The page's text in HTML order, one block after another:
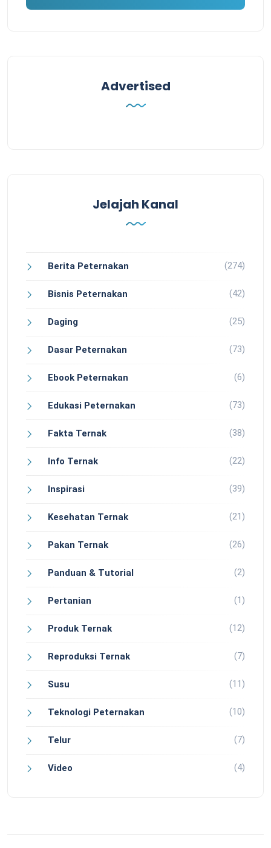
Advertised
Jelajah Kanal
Berita Peternakan (274)
Bisnis Peternakan (42)
Daging (25)
Dasar Peternakan (73)
Ebook Peternakan (6)
Edukasi Peternakan (73)
Fakta Ternak (38)
Info Ternak (22)
Inspirasi (39)
Kesehatan Ternak (21)
Pakan Ternak (26)
Panduan & Tutorial (2)
Pertanian (1)
Produk Ternak (12)
Reproduksi Ternak (7)
Susu (11)
Teknologi Peternakan (10)
Telur (7)
Video (4)